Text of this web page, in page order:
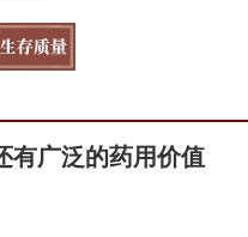
有广泛的药用价值